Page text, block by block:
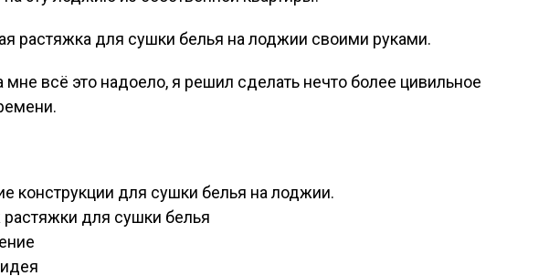
мне всё это надоело, я решил сделать нечто более цивильное
конструкции для сушки белья на лоджии.
для сушки белья